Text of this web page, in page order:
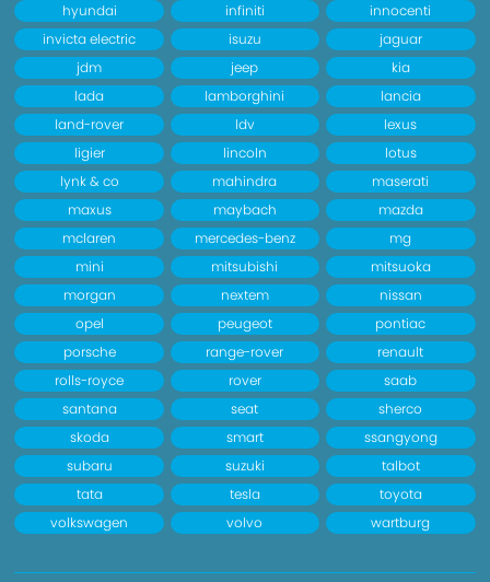
hyundai
infiniti
innocenti
invicta electric
isuzu
jaguar
jdm
jeep
kia
lada
lamborghini
lancia
land-rover
ldv
lexus
ligier
lincoln
lotus
lynk & co
mahindra
maserati
maxus
maybach
mazda
mclaren
mercedes-benz
mg
mini
mitsubishi
mitsuoka
morgan
nextem
nissan
opel
peugeot
pontiac
porsche
range-rover
renault
rolls-royce
rover
saab
santana
seat
sherco
skoda
smart
ssangyong
subaru
suzuki
talbot
tata
tesla
toyota
volkswagen
volvo wartburg